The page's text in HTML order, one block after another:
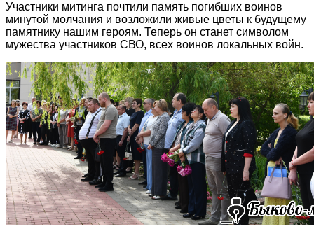
Участники митинга почтили память погибших воинов
минутой молчания и возложили живые цветы к будущему
памятнику нашим героям. Теперь он станет символом
мужества участников СВО, всех воинов локальных войн.